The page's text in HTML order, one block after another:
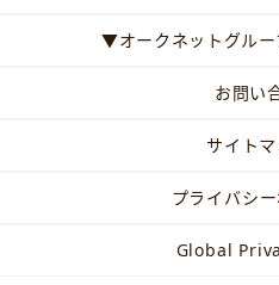
▼オークネットグル
お問い
サイト
プライバシ
Global